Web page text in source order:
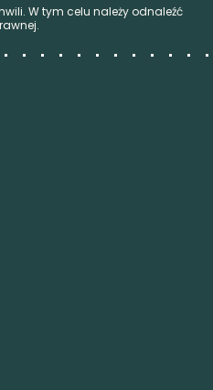
W tym celu należy odnaleźć